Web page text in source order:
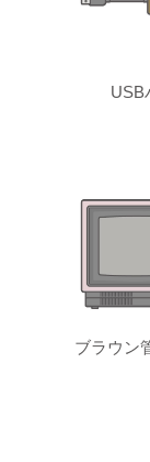
USB
ブラウン